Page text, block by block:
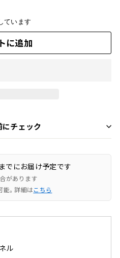
ています
に追加
チェック
でにお届け予定です
があります
。詳細はこちら
ル